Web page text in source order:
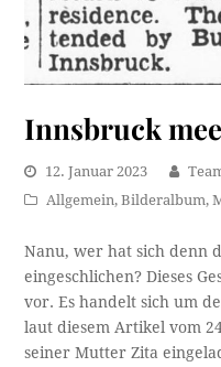
Innsbruck
12. Januar 2023
Allgemein,Bilderalbum,
Nanu, wer hat sich denn
eingeschlichen? Dieses
vor. Es handelt sich um
laut diesem Artikel vom
seiner Mutter Zita